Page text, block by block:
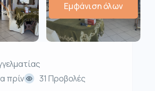
Εμφάνιση όλων
πρίν
31 Προβολές